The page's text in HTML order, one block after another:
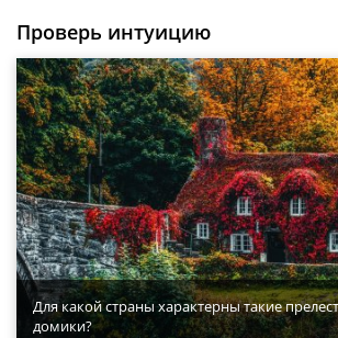
Проверь интуицию
Для какой страны характерны такие
домики?